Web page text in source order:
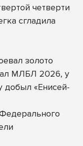
четверти
сгладила
золото
МЛБЛ 2026, у
добыл «Енисей-